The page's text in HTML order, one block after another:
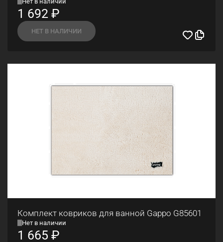
1 692₽
НЕТ В НАЛИЧИИ
Комплект ковриков для ванной Gappo G85601
Нет в наличии
1 665 ₽